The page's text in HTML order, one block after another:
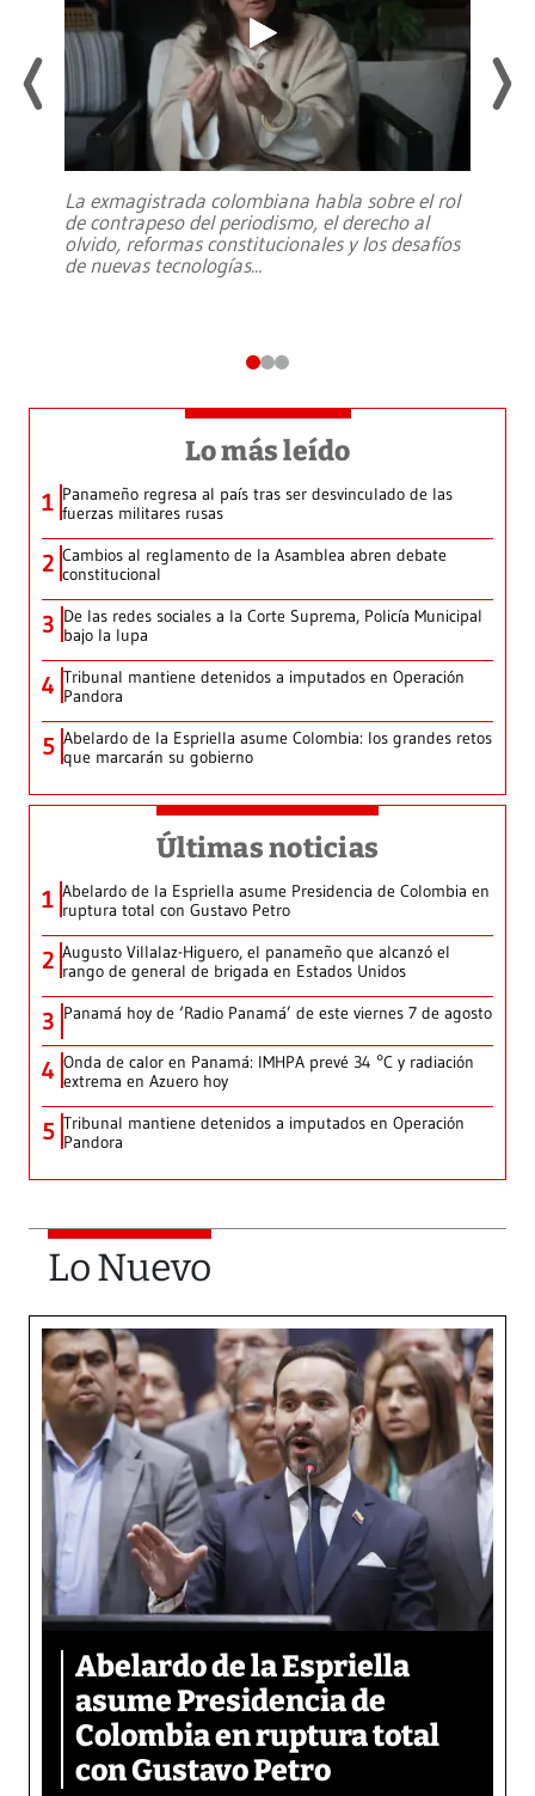
La exmagistrada colombiana habla sobre el rol
de contrapeso del periodismo, el derecho al
olvido, reformas constitucionales y los desafíos
de nuevas tecnologías...
Lo más leído
1 Panameño regresa al país tras ser desvinculado de las
fuerzas militares rusas
2 Cambios al reglamento de la Asamblea abren debate
constitucional
3 De las redes sociales a la Corte Suprema, Policía Municipal
bajo la lupa
4 Tribunal mantiene detenidos a imputados en Operación
Pandora
5 Abelardo de la Espriella asume Colombia: los grandes retos
que marcarán su gobierno
Últimas noticias
1 Abelardo de la Espriella asume Presidencia de Colombia en
ruptura total con Gustavo Petro
2 Augusto Villalaz-Higuero, el panameño que alcanzó el
rango de general de brigada en Estados Unidos
3 Panamá hoy de ‘Radio Panamá’ de este viernes 7 de agosto
4 Onda de calor en Panamá: IMHPA prevé 34 °C y radiación
extrema en Azuero hoy
5 Tribunal mantiene detenidos a imputados en Operación
Pandora
Lo Nuevo
Abelardo de la Espriella
asume Presidencia de
Colombia en ruptura total
con Gustavo Petro